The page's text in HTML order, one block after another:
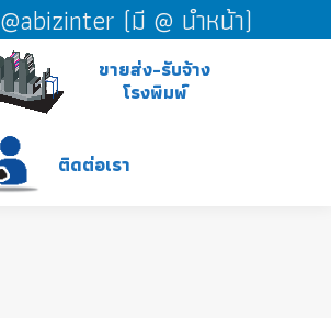
@abizinter (มี @ นำหน้า)
ขายส่ง-รับจ้าง
โรงพิมพ์
ติดต่อเรา